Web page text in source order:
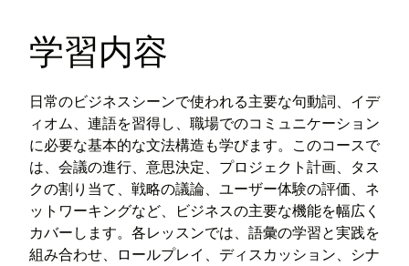
学習内容
日常のビジネスシーンで使われる主要な句動詞、イデ
ィオム、連語を習得し、職場でのコミュニケーション
に必要な基本的な文法構造も学びます。このコースで
は、会議の進行、意思決定、プロジェクト計画、タス
クの割り当て、戦略の議論、ユーザー体験の評価、ネ
ットワーキングなど、ビジネスの主要な機能を幅広く
カバーします。各レッスンでは、語彙の学習と実践を
組み合わせ、ロールプレイ、ディスカッション、シナ